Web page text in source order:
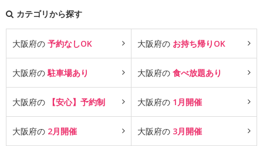
カテゴリから探す
大阪府の 予約なしOK 大阪府の お持ち帰りOK
大阪府の駐車場あり 大阪府の 食べ放題あり
大阪府の 【安心】予約制 大阪府の 1月開催
大阪府の 2月開催 大阪府の 3月開催